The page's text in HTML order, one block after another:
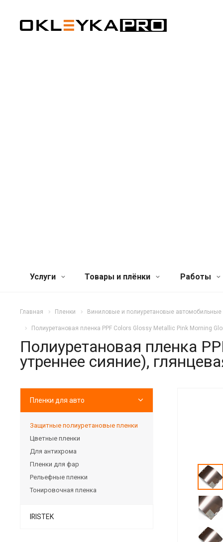
Услуги Товары и плёнки Работы
Главная Пленки Виниловые и полиуретановые автомобильные
Полиуретановая пленка PPF Colors Glossy Metallic Pink Morning
Полиуретановая пленка
утреннее сияние),
Пленки для авто
Защитные полиуретановые пленки
Цветные пленки
Для антихрома
Пленки для фар
Рельефные пленки
Тонировочная пленка
IRISTEK